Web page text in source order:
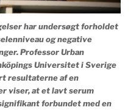
har undersøgt forholdet
og negative
Professor Urban
Universitet i Sverige
resultaterne af en
viser, at et lavt serum
forbundet med en